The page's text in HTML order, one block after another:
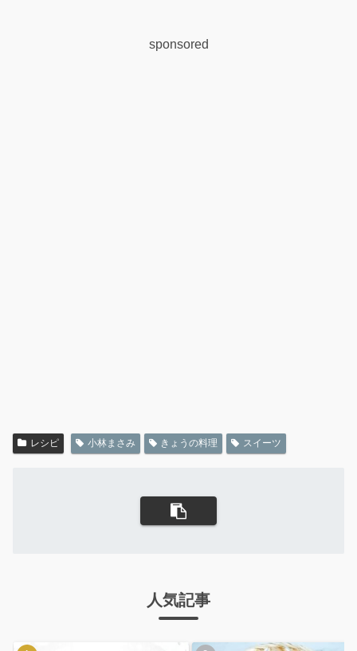
sponsored
レシピ 小林まさみ きょうの料理 スイーツ
人気記事